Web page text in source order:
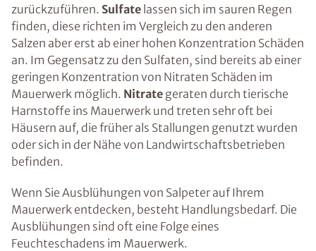
zurückzuführen. Sulfate lassen sich im sauren Regen
finden, diese richten im Vergleich zu den anderen
Salzen aber erst ab einer hohen Konzentration Schäden
an. Im Gegensatz zu den Sulfaten, sind bereits ab einer
geringen Konzentration von Nitraten Schäden im
Mauerwerk möglich. Nitrate geraten durch tierische
Harnstoffe ins Mauerwerk und treten sehr oft bei
Häusern auf, die früher als Stallungen genutzt wurden
oder sich in der Nähe von Landwirtschaftsbetrieben
befinden.
Wenn Sie Ausblühungen von Salpeter auf Ihrem
Mauerwerk entdecken, besteht Handlungsbedarf. Die
Ausblühungen sind oft eine Folge eines
Feuchteschadens im Mauerwerk.